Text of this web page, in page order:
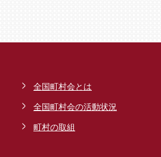
全国町村会とは
全国町村会の活動状況
町村の取組